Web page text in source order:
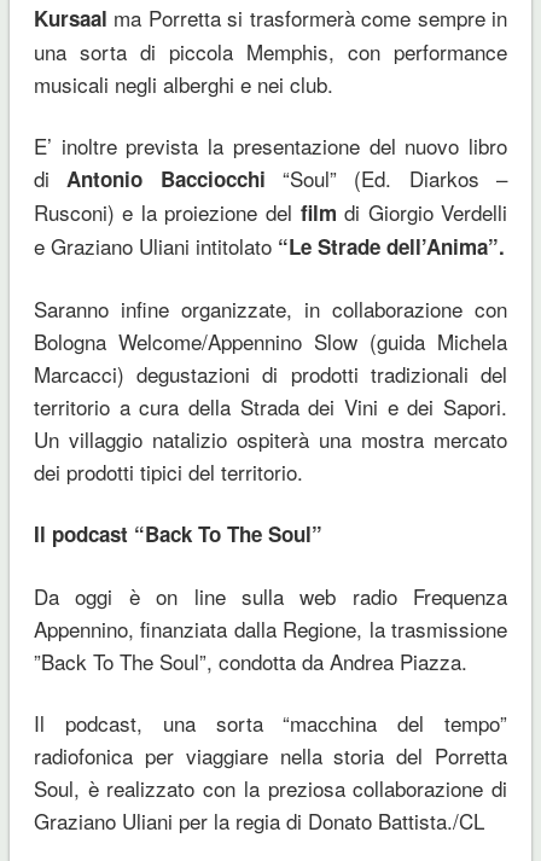
Kursaal ma Porretta si trasformerà come sempre in
una sorta di piccola Memphis, con performance
musicali negli alberghi e nei club.
E’ inoltre prevista la presentazione del nuovo libro
di Antonio Bacciocchi “Soul” (Ed. Diarkos –
Rusconi) e la proiezione del filmdi Giorgio Verdelli
e Graziano Uliani intitolato “Le Strade dell’Anima”.
Saranno infine organizzate, in collaborazione con
Bologna Welcome/Appennino Slow (guida Michela
Marcacci) degustazioni di prodotti tradizionali del
territorio a cura della Strada dei Vini e dei Sapori.
Un villaggio natalizio ospiterà una mostra mercato
dei prodotti tipici del territorio.
Il podcast “Back To The Soul”
Da oggi è on line sulla web radio Frequenza
Appennino, finanziata dalla Regione, la trasmissione
”Back To The Soul”, condotta da Andrea Piazza.
Il podcast, una sorta “macchina del tempo”
radiofonica per viaggiare nella storia del Porretta
Soul, è realizzato con la preziosa collaborazione di
Graziano Uliani per la regia di Donato Battista./CL